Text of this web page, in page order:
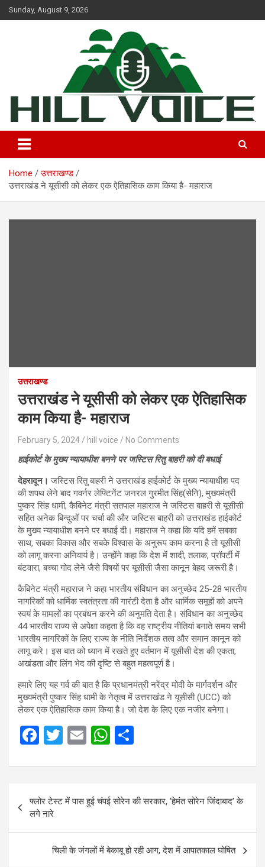
Skip
to
Sunday, August 9, 2026
Hill Voice
Home
उत्तराखण्ड
उत्तराखंड ने यूसीसी को लेकर एक ऐतिहासिक काम किया है- महाराज
उत्तराखण्ड
उत्तराखंड ने यूसीसी को लेकर एक ऐतिहासिक
काम किया है- महाराज
February 5, 2024 hill voice No Comments
हाईकोर्ट के मुख्य न्यायाधीश बनने पर जस्टिस रितु बाहरी को दी बधाई
देहरादून। जस्टिस रितु बाहरी ने उत्तराखंड हाईकोर्ट के मुख्य न्यायाधीश पद
की शपथ लेने बाद गवर्नर लेफ्टिनेंट जनरल गुरमीत सिंह(सेनि), मुख्यमंत्री
पुष्कर सिंह धामी, कैबिनेट मंत्री सतपाल महाराज ने जस्टिस बाहरी से यूसीसी
सहित अनेक बिन्दुओं पर चर्चा की और जस्टिस बाहरी को उत्तराखंड हाईकोर्ट
के मुख्य न्यायाधीश बनने पर बधाई दी। महाराज ने कहा कि यदि हमें सबका
साथ, सबका विकास और सबके विश्वास के अनुरूप काम करना है तो यूसीसी
को लागू करना अनिवार्य है। उन्होंने कहा कि देश में शादी, तलाक, प्रॉपर्टी में
बंटवारा, बच्चा गोद लेने जैसे विषयों पर यूसीसी जैसा कानून बेहद जरूरी है।
कैबिनेट मंत्री महाराज ने कहा भारतीय संविधान का अनुच्छेद 25-28 भारतीय
नागरिकों को धार्मिक स्वतंत्रता की गारंटी देता है और धार्मिक समूहों को अपने
स्वयं के मामलों का प्रबंधन करने की अनुमति देता है। संविधान का अनुच्छेद
44 भारतीय राज्य से अपेक्षा कहता है कि वह राष्ट्रीय नीतियां बनाते समय सभी
भारतीय नागरिकों के लिए राज्य के नीति निर्देशक तत्व और समान कानून को
लागू करे। इस बात को ध्यान में रखते हुए वर्तमान में यूसीसी देश की एकता,
अखंडता और लिंग भेद की दृष्टि से बहुत महत्वपूर्ण है।
हमारे लिए यह गर्व की बात है कि प्रधानमंत्री नरेंद्र मोदी के मार्गदर्शन और
मुख्यमंत्री पुष्कर सिंह धामी के नेतृत्व में उत्तराखंड ने यूसीसी (UCC) को
लेकर एक ऐतिहासिक काम किया है। जो देश के लिए एक नजीर बनेगा।
F
ce
b
o
o
T
tt
er
E
ail
W
at
s
A
p
p
ar
e
Post
navigation
फ्लोर टेस्ट में पास हुई चंपई सोरेन की सरकार, ‘हेमंत सोरेन जिंदाबाद’ के
लगे नारे
चिली के जंगलों में बेकाबू हो रही आग, देश में आपातकाल घोषित